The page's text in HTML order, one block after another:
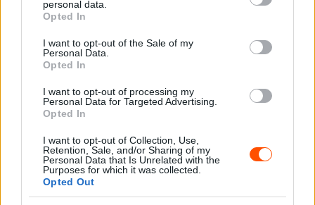
grant or deny consent to Google and its third-party tags to
use your data for below specified purposes in below Google
consent section.
personal data.
Opted In
I want to opt-out of the Sale of my
Personal Data.
Opted In
I want to opt-out of processing my
Personal Data for Targeted Advertising.
Opted In
I want to opt-out of Collection, Use,
Retention, Sale, and/or Sharing of my
Personal Data that Is Unrelated with the
Purposes for which it was collected.
Opted Out
“Juha Kankkunen legendának számít a ralisportban és
egy ilyen nagy tapasztalattal rendelkező személy csak jót
tehet a Toyotának – mondta Ogier a Rallit.fi oldalnak. –
Juhát ismerem magánszemélyként és versenyzőként is,
igazán segíteni a csapatnak. Több éve a Toyota család
tagja, és örömteli, hogy nagyobb szerepet is kap. A
csapat működésében nem látom, hogy nagyobb változás
történne az új évben, de örülök, hogy Juhának több
szerepe lesz.”